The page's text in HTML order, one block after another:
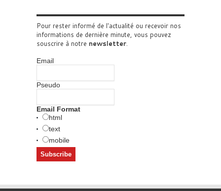
Pour rester informé de l'actualité ou recevoir nos
informations de dernière minute, vous pouvez
souscrire à notre newsletter.
Email
Pseudo
Email Format
html
text
mobile